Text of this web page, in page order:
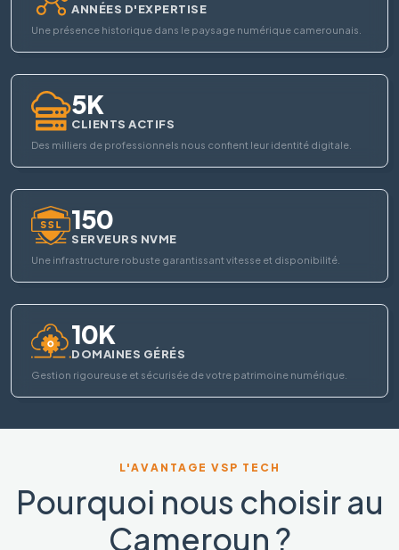
ANNÉES D'EXPERTISE
Une présence historique dans le paysage numérique camerounais.
5K
CLIENTS ACTIFS
Des milliers de professionnels nous confient leur identité digitale.
150
SERVEURS NVME
Une infrastructure robuste garantissant vitesse et disponibilité.
10K
DOMAINES GÉRÉS
Gestion rigoureuse et sécurisée de votre patrimoine numérique.
L'AVANTAGE VSP TECH
Pourquoi nous choisir au
Cameroun ?